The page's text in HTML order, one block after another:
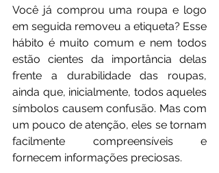
Você já comprou uma roupa e logo
em seguida removeu a etiqueta? Esse
hábito é muito comum e nem todos
estão cientes da importância delas
frente a durabilidade das roupas,
ainda que, inicialmente, todos aqueles
símbolos causem confusão. Mas com
um pouco de atenção, eles se tornam
facilmente compreensíveis e
fornecem informações preciosas.